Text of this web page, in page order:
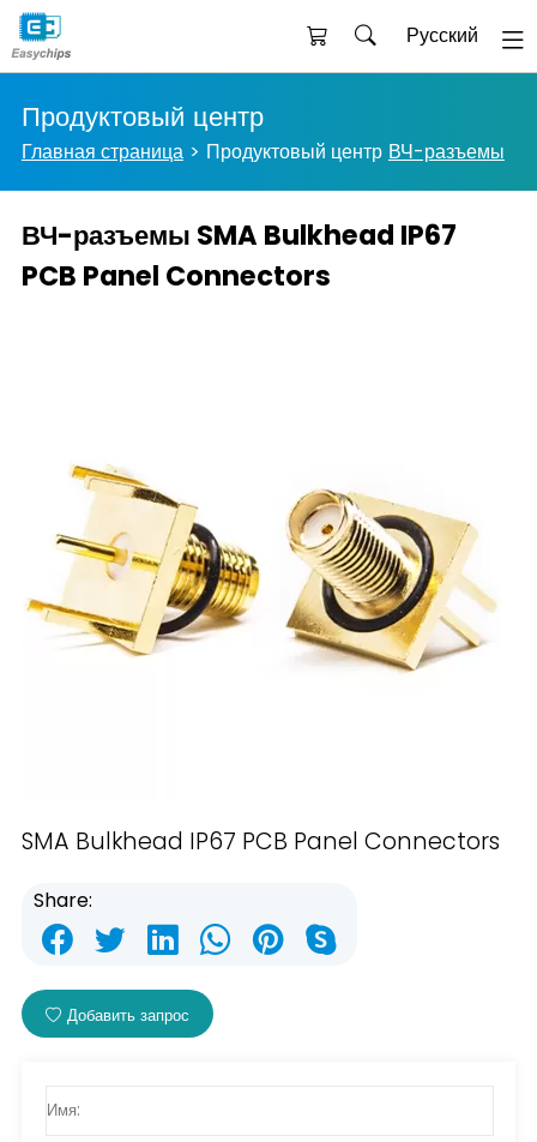
Русский
Продуктовый центр
Главная страница Продуктовый центр ВЧ-разъемы
ВЧ-разъемы SMA Bulkhead IP67
PCB Panel Connectors
SMA Bulkhead IP67 PCB Panel Connectors
Share:
Добавить запрос